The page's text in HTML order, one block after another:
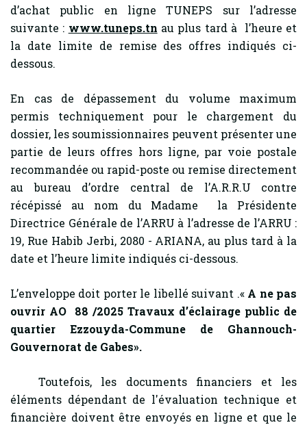
d’achat public en ligne TUNEPS sur l’adresse
suivante : www.tuneps.tn au plus tard à l’heure et
la date limite de remise des offres indiqués ci-
dessous.
En cas de dépassement du volume maximum
permis techniquement pour le chargement du
dossier, les soumissionnaires peuvent présenter une
partie de leurs offres hors ligne, par voie postale
recommandée ou rapid-poste ou remise directement
au bureau d’ordre central de l’A.R.R.U contre
récépissé au nom du Madame la Présidente
Directrice Générale de l’ARRU à l’adresse de l’ARRU :
19, Rue Habib Jerbi, 2080 - ARIANA, au plus tard à la
date et l’heure limite indiqués ci-dessous.
L’enveloppe doit porter le libellé suivant .« A ne pas
ouvrir AO 88 /2025 Travaux d’éclairage public de
quartier Ezzouyda-Commune de Ghannouch-
Gouvernorat de Gabes».
Toutefois, les documents financiers et les
éléments dépendant de l'évaluation technique et
financière doivent être envoyés en ligne et que le